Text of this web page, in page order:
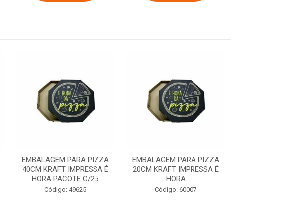
EMBALAGEM PARA PIZZA
40CM KRAFT IMPRESSA É
HORA PACOTE C/25
Código: 49625
EMBALAGEM PARA PIZZA
20CM KRAFT IMPRESSA É
HORA
Código: 60007